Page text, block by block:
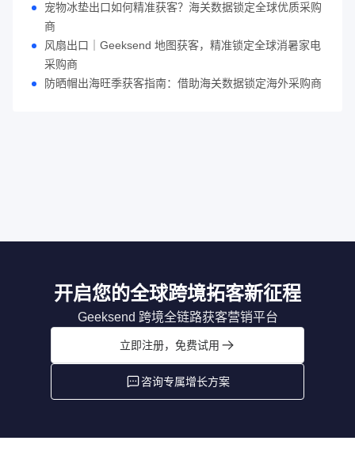
宠物冰垫出口如何精准获客？海关数据锁定全球优质采购
商
风扇出口｜Geeksend 地图获客，精准锁定全球消暑家电
采购商
防晒帽出海旺季获客指南：借助海关数据锁定海外采购商
开启您的全球跨境拓客新征程
Geeksend 跨境全链路获客营销平台
立即注册，免费试用
咨询专属增长方案